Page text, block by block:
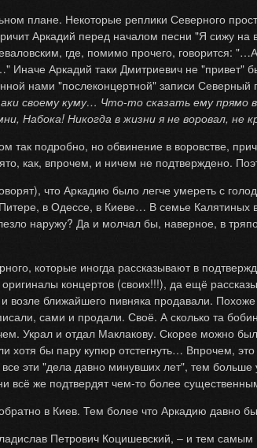
плане. Некоторые реплики Северного
Аркадий перед началом песни "Я сижу
где, помимо прочего, говорится:
Иначе Аркадий таки Дмитриевич не
нами "послеконцертной" записи Северный
своему куму… Что-то сказать ему
Набока! Никогда в жизни я не воровал, не
так подробно, но обвинение в воровстве,
как, впрочем, и ничем не подтверждено.
что Аркадию было легче умереть с
в Одессе, в Киеве… В семье
наружу? Да и молчал бы, наверное, в
которые иногда рассказывают в
концертов (своих!!!), да ещё
возле ближайшего пивняка продавали.
сами и продали. Своё. А сколько та
Украл и отдал Маклакову. Скорее можно
хотя бы пару купюр отстегнуть… Впрочем,
эти "дела давно минувших лет", тем
всё же подтвердят чем-то более
в Киев. Тем более что Аркадию давно
Петрович Коцишевский, – и тем